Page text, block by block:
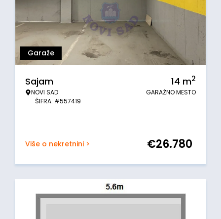
Garaže
Sajam
NOVI SAD
ŠIFRA: #557419
14 m2
GARAŽNO MESTO
Više o nekretnini > €26.780